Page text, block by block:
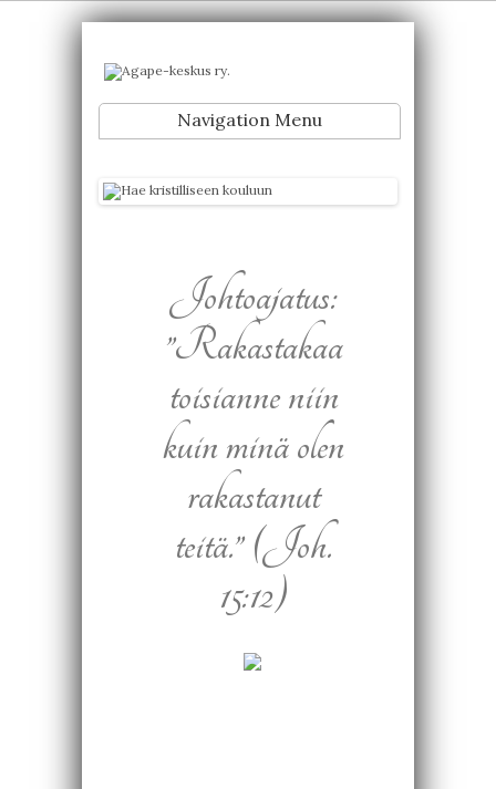
Navigation Menu
Johtoajatus:
”Rakastakaa
toisianne niin
kuin minä olen
rakastanut
teitä.” (Joh.
15:12)